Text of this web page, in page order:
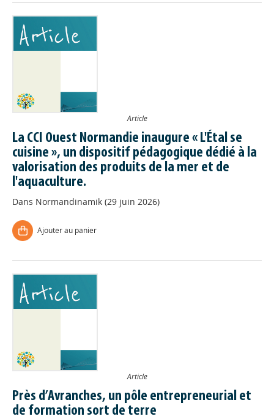
Article
La CCI Ouest Normandie inaugure « L'Étal se
cuisine », un dispositif pédagogique dédié à la
valorisation des produits de la mer et de
l'aquaculture.
Dans Normandinamik (29 juin 2026)
Ajouter au panier
Article
Près d’Avranches, un pôle entrepreneurial et
de formation sort de terre